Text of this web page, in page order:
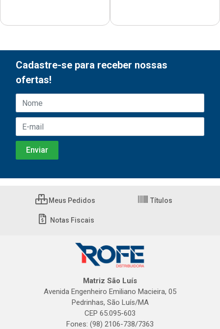
Cadastre-se para receber nossas
ofertas!
Meus Pedidos Títulos
Notas Fiscais
Matriz São Luís
Avenida Engenheiro Emiliano Macieira, 05
Pedrinhas, São Luís/MA
CEP 65.095-603
Fones: (98) 2106-738/7363